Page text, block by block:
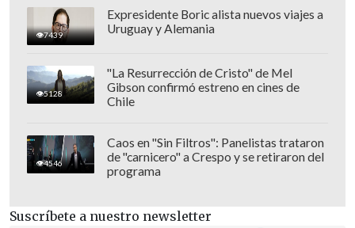
para la fecha FIFA de marzo.
El "Toro" debutó en Atlético Rafaela en
2008, para luego jugar en Sportivo
Belgrano (2010-2011), Crucero del Norte
2013), Guillermo Brown (2013-2014), Boca
Unidos (2014-2015), Juventud Unida
(2015-2016), Atlético Tucumán (2016-
7439
Expresidente Boric alista nuevos viajes a
Uruguay y Alemania
5128
"La Resurrección de Cristo" de Mel
Gibson confirmó estreno en cines de
Chile
4546
Caos en "Sin Filtros": Panelistas trataron
de "carnicero" a Crespo y se retiraron del
programa
Suscríbete a nuestro newsletter